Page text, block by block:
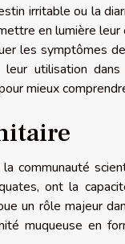
irritable ou la
en lumière
les symptômes
utilisation dans
mieux
communauté
ont la
un rôle majeur
muqueuse en